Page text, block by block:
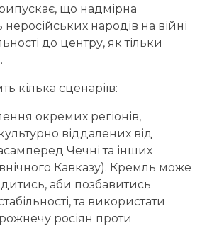
що надмірна
неросійських народів на війні
до центру, як тільки
кілька сценаріїв:
окремих регіонів,
віддалених від
Чечні та інших
Кавказу). Кремль може
аби позбавитись
та використати
росіян проти